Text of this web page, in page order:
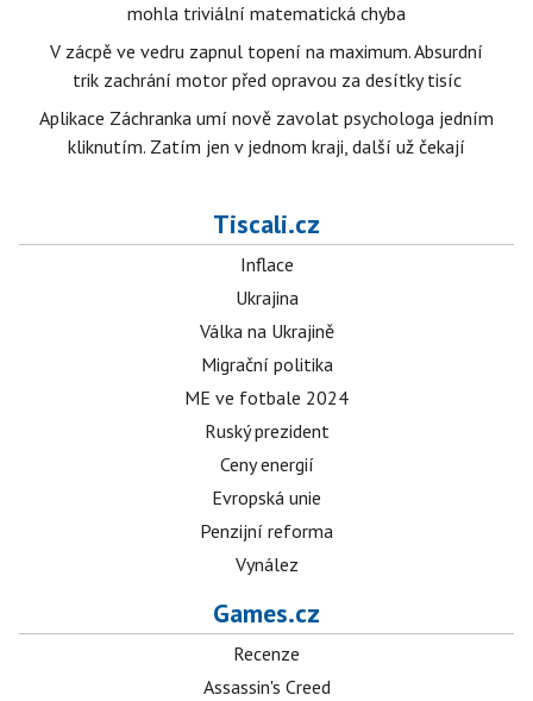
mohla triviální matematická chyba
V zácpě ve vedru zapnul topení na maximum. Absurdní
trik zachrání motor před opravou za desítky tisíc
Aplikace Záchranka umí nově zavolat psychologa jedním
kliknutím. Zatím jen v jednom kraji, další už čekají
Tiscali.cz
Inflace
Ukrajina
Válka na Ukrajině
Migrační politika
ME ve fotbale 2024
Ruský prezident
Ceny energií
Evropská unie
Penzijní reforma
Vynález
Games.cz
Recenze
Assassin's Creed